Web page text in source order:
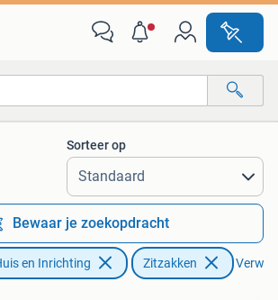
Alle afstanden…
Sorteer op
Bewaar je zoekopdracht
en Inrichting Zitzakken